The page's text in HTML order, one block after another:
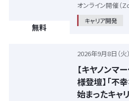
無料
オンライン開催（
キャリア開発
2026年9月8日（火
【キヤノンマ
様登壇】「不
始まったキャ